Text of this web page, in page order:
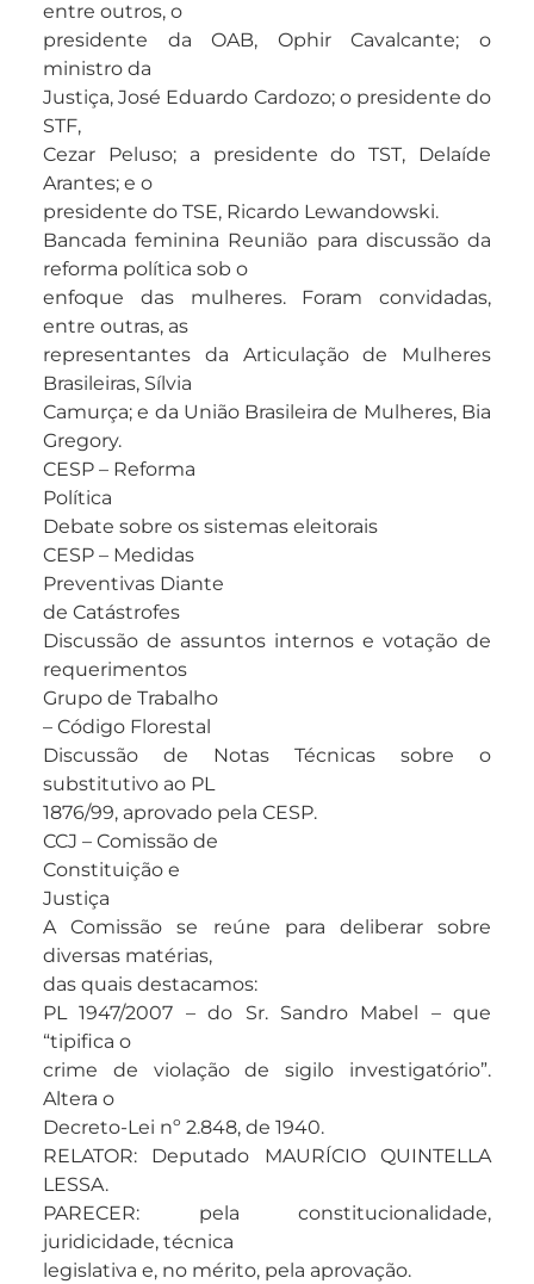
entre outros, o
presidente da OAB, Ophir Cavalcante; o
ministro da
Justiça, José Eduardo Cardozo; o presidente do
STF,
Cezar Peluso; a presidente do TST, Delaíde
Arantes; e o
presidente do TSE, Ricardo Lewandowski.
Bancada feminina Reunião para discussão da
reforma política sob o
enfoque das mulheres. Foram convidadas,
entre outras, as
representantes da Articulação de Mulheres
Brasileiras, Sílvia
Camurça; e da União Brasileira de Mulheres, Bia
Gregory.
CESP – Reforma
Política
Debate sobre os sistemas eleitorais
CESP – Medidas
Preventivas Diante
de Catástrofes
Discussão de assuntos internos e votação de
requerimentos
Grupo de Trabalho
– Código Florestal
Discussão de Notas Técnicas sobre o
substitutivo ao PL
1876/99, aprovado pela CESP.
CCJ – Comissão de
Constituição e
Justiça
A Comissão se reúne para deliberar sobre
diversas matérias,
das quais destacamos:
PL 1947/2007 – do Sr. Sandro Mabel – que
“tipifica o
crime de violação de sigilo investigatório”.
Altera o
Decreto-Lei nº 2.848, de 1940.
RELATOR: Deputado MAURÍCIO QUINTELLA
LESSA.
PARECER: pela constitucionalidade,
juridicidade, técnica
legislativa e, no mérito, pela aprovação.